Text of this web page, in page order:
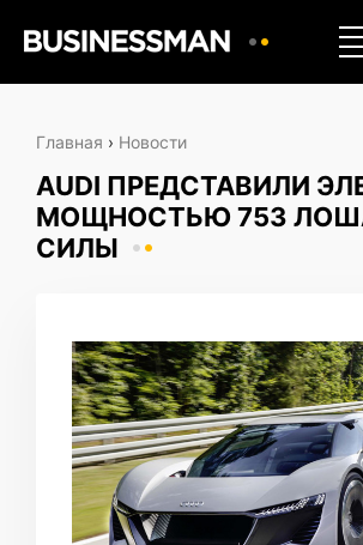
Главная › Новости
AUDI ПРЕДСТАВИЛИ
МОЩНОСТЬЮ 753
СИЛЫ